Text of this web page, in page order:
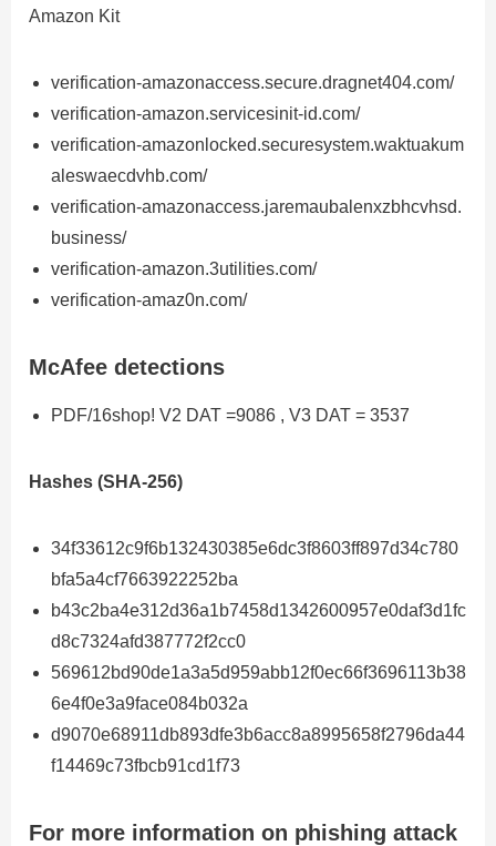
Amazon Kit
verification-amazonaccess.secure.dragnet404.com/
verification-amazon.servicesinit-id.com/
verification-amazonlocked.securesystem.waktuakum
aleswaecdvhb.com/
verification-amazonaccess.jaremaubalenxzbhcvhsd.
business/
verification-amazon.3utilities.com/
verification-amaz0n.com/
McAfee detections
PDF/16shop! V2 DAT =9086 , V3 DAT = 3537
Hashes (SHA-256)
34f33612c9f6b132430385e6dc3f8603ff897d34c780
bfa5a4cf7663922252ba
b43c2ba4e312d36a1b7458d1342600957e0daf3d1fc
d8c7324afd387772f2cc0
569612bd90de1a3a5d959abb12f0ec66f3696113b38
6e4f0e3a9face084b032a
d9070e68911db893dfe3b6acc8a8995658f2796da44
f14469c73fbcb91cd1f73
For more information on phishing attack